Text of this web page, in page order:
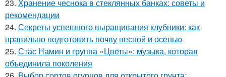
23. Хранение чеснока в стеклянных банках: советы и
рекомендации
24. Секреты успешного выращивания клубники: как
правильно подготовить почву весной и осенью
25. Стас Намин и группа «Цветы»: музыка, которая
объединила поколения